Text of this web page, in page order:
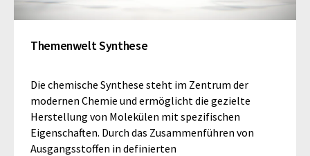
Themenwelt Synthese
Die chemische Synthese steht im Zentrum der
modernen Chemie und ermöglicht die gezielte
Herstellung von Molekülen mit spezifischen
Eigenschaften. Durch das Zusammenführen von
Ausgangsstoffen in definierten